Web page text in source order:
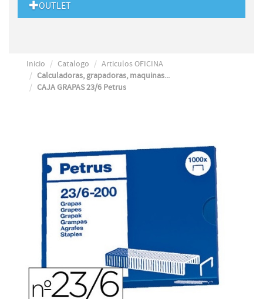
OUTLET
Inicio Catalogo
Articulos OFICINA
Calculadoras, grapadoras, maquinas...
CAJA GRAPAS 23/6 Petrus